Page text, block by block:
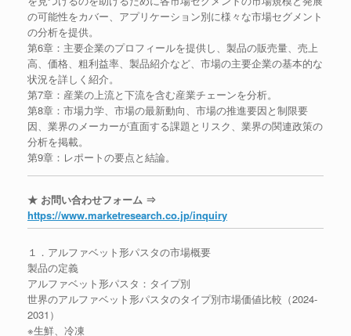
の可能性をカバー、アプリケーション別に様々な市場セグメント
の分析を提供。
第6章：主要企業のプロフィールを提供し、製品の販売量、売上
高、価格、粗利益率、製品紹介など、市場の主要企業の基本的な
状況を詳しく紹介。
第7章：産業の上流と下流を含む産業チェーンを分析。
第8章：市場力学、市場の最新動向、市場の推進要因と制限要
因、業界のメーカーが直面する課題とリスク、業界の関連政策の
分析を掲載。
第9章：レポートの要点と結論。
★ お問い合わせフォーム ⇒
https://www.marketresearch.co.jp/inquiry
１．アルファベット形パスタの市場概要
製品の定義
アルファベット形パスタ：タイプ別
世界のアルファベット形パスタのタイプ別市場価値比較（2024-
2031）
※生鮮、冷凍